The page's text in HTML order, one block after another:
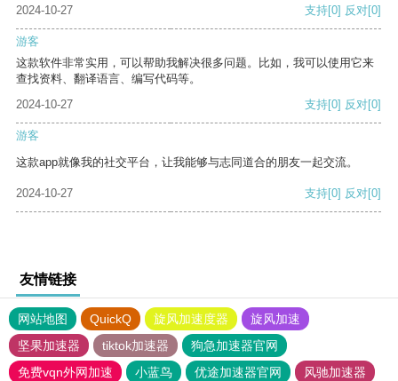
2024-10-27 支持[0] 反对[0]
游客
这款软件非常实用，可以帮助我解决很多问题。比如，我可以使用它来
查找资料、翻译语言、编写代码等。
2024-10-27
支持[0] 反对[0]
游客
这款app就像我的社交平台，让我能够与志同道合的朋友一起交流。
2024-10-27 支持[0] 反对[0]
友情链接
网站地图 QuickQ 旋风加速度器
旋风加速
坚果加速器
tiktok加速器
狗急加速器官网
免费vqn外网加速
小蓝鸟 优途加速器官网
风驰加速器